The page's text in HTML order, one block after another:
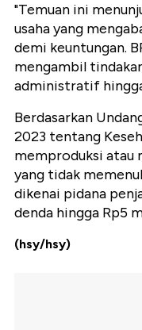
"Temuan ini
usaha yang
demi keuntungan.
mengambil
administratif
Berdasarkan
2023 tentang
memproduksi atau
yang tidak
dikenai pidana
denda hingga Rp5
(hsy/hsy)